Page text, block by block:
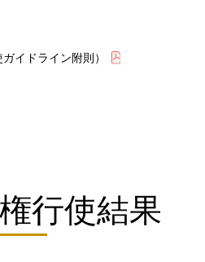
イドライン附則）
行使結果